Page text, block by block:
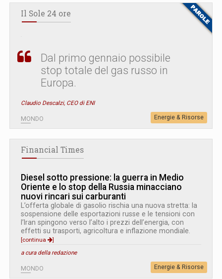
Il Sole 24 ore
Dal primo gennaio possibile
stop totale del gas russo in
Europa.
Claudio Descalzi, CEO di ENI
MONDO Energie & Risorse
Financial Times
Diesel sotto pressione: la guerra in Medio
Oriente e lo stop della Russia minacciano
nuovi rincari sui carburanti
L’offerta globale di gasolio rischia una nuova stretta: la
sospensione delle esportazioni russe e le tensioni con
l’Iran spingono verso l’alto i prezzi dell’energia, con
effetti su trasporti, agricoltura e inflazione mondiale.
[continua
]
a cura della redazione
MONDO Energie & Risorse